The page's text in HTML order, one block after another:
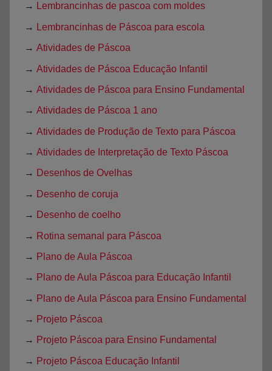
→ Lembrancinhas de pascoa com moldes
→ Lembrancinhas de Páscoa para escola
→ Atividades de Páscoa
→ Atividades de Páscoa Educação Infantil
→ Atividades de Páscoa para Ensino Fundamental
→ Atividades de Páscoa 1 ano
→ Atividades de Produção de Texto para Páscoa
→ Atividades de Interpretação de Texto Páscoa
→ Desenhos de Ovelhas
→ Desenho de coruja
→ Desenho de coelho
→ Rotina semanal para Páscoa
→ Plano de Aula Páscoa
→ Plano de Aula Páscoa para Educação Infantil
→ Plano de Aula Páscoa para Ensino Fundamental
→ Projeto Páscoa
→ Projeto Páscoa para Ensino Fundamental
→ Projeto Páscoa Educação Infantil